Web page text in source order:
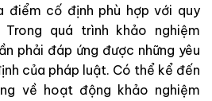
điểm cố định phù hợp với quy
quá trình khảo nghiệm
phải đáp ứng được những yêu
của pháp luật. Có thể kể đến
về hoạt động khảo nghiệm